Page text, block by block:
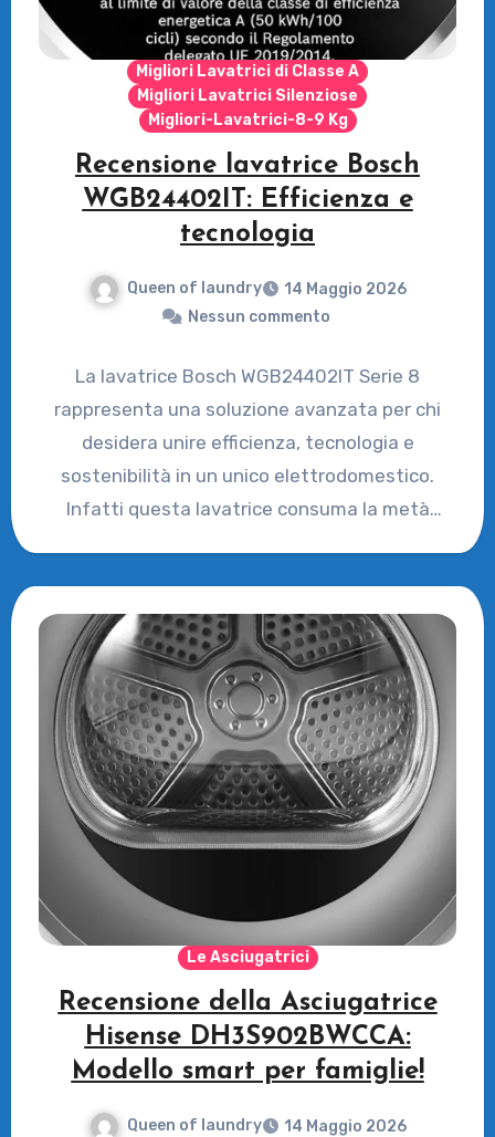
Migliori Lavatrici di Classe A
Migliori Lavatrici Silenziose
Migliori-Lavatrici-8-9 Kg
Recensione lavatrice Bosch
WGB24402IT: Efficienza e
tecnologia
Queen of laundry
14 Maggio 2026
Nessun commento
La lavatrice Bosch WGB24402IT Serie 8
rappresenta una soluzione avanzata per chi
desidera unire efficienza, tecnologia e
sostenibilità in un unico elettrodomestico.
Infatti questa lavatrice consuma la metà
Le Asciugatrici
Recensione della Asciugatrice
Hisense DH3S902BWCCA:
Modello smart per famiglie!
Queen of laundry 14 Maggio 2026